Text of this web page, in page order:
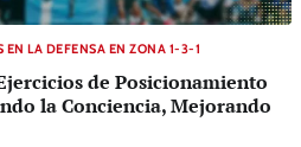
LA DEFENSA EN ZONA 1-3-1
de Posicionamiento
la Conciencia, Mejorando